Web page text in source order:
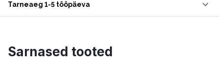
Tarneaeg 1-5 tööpäeva
Sarnased tooted